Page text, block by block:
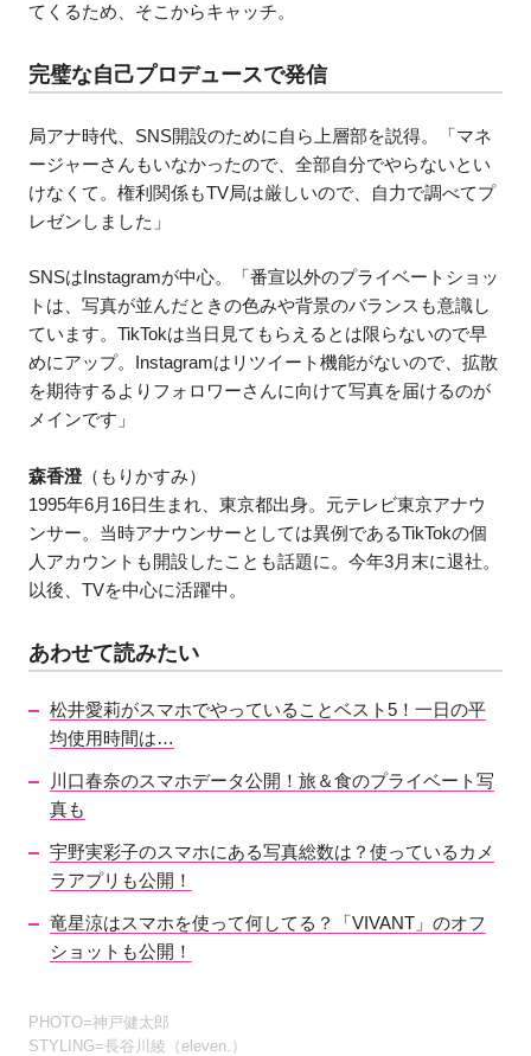
てくるため、そこからキャッチ。
完璧な自己プロデュースで発信
局アナ時代、SNS開設のために自ら上層部を説得。「マネ
ージャーさんもいなかったので、全部自分でやらないとい
けなくて。権利関係もTV局は厳しいので、自力で調べてプ
レゼンしました」
SNSはInstagramが中心。「番宣以外のプライベートショッ
トは、写真が並んだときの色みや背景のバランスも意識し
ています。TikTokは当日見てもらえるとは限らないので早
めにアップ。Instagramはリツイート機能がないので、拡散
を期待するよりフォロワーさんに向けて写真を届けるのが
メインです」
森香澄（もりかすみ）
1995年6月16日生まれ、東京都出身。元テレビ東京アナウ
ンサー。当時アナウンサーとしては異例であるTikTokの個
人アカウントも開設したことも話題に。今年3月末に退社。
以後、TVを中心に活躍中。
あわせて読みたい
松井愛莉がスマホでやっていることベスト5！一日の平
均使用時間は…
川口春奈のスマホデータ公開！旅＆食のプライベート写
真も
宇野実彩子のスマホにある写真総数は？使っているカメ
ラアプリも公開！
竜星涼はスマホを使って何してる？「VIVANT」のオフ
ショットも公開！
PHOTO=神戸健太郎
STYLING=長谷川綾（eleven.）